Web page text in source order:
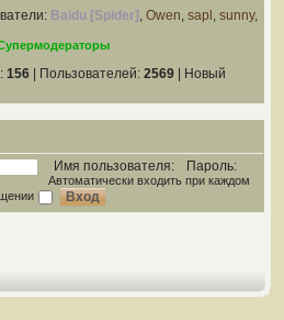
Baidu [Spider] , Owen, sapl , sunny,
156 | Пользователей: 2569 | Новый
Имя пользователя:
Пароль:
Автоматически входить при каждом